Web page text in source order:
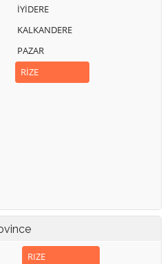
İYİDERE
KALKANDERE
PAZAR
RİZE
RIZE